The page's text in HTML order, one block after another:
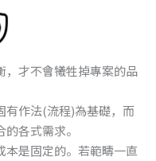
，才不會犧牲掉專案的品
有作法(流程)為基礎，而
各式需求。
本是固定的。若範疇一直